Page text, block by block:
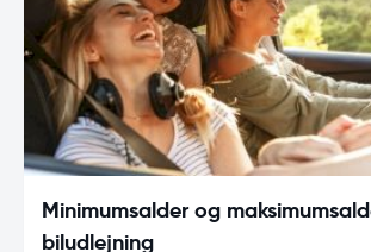
Minimumsalder og
biludlejning